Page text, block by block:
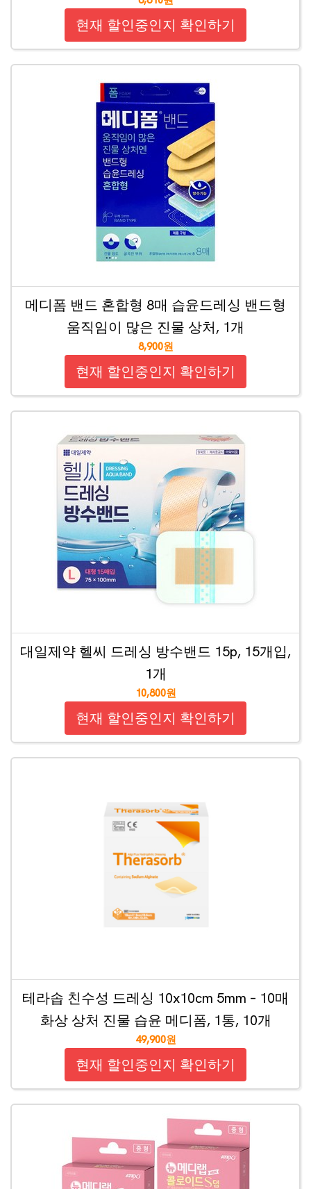
현재 할인중인지 확인하기
메디폼 밴드 혼합형 8매 습윤드레싱 밴드형
움직임이 많은 진물 상처, 1개
8,900원
현재 할인중인지 확인하기
대일제약 헬씨 드레싱 방수밴드 15p, 15개입,
1개
10,800원
현재 할인중인지 확인하기
테라솝 친수성 드레싱 10x10cm 5mm – 10매
화상 상처 진물 습윤 메디폼, 1통, 10개
49,900원
현재 할인중인지 확인하기